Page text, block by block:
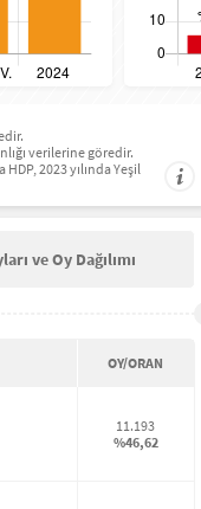
verilerine göredir.
HDP, 2023 yılında Yeşil
ve Oy Dağılımı
OY/ORAN
11.193
%46,62